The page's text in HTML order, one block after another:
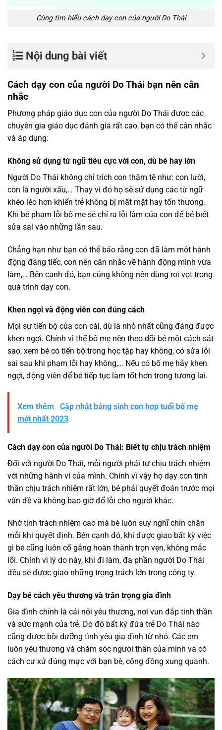
Cùng tìm hiểu cách dạy con của người Do Thái
Nội dung bài viết
Cách dạy con của người Do Thái bạn nên cân
nhắc
Phương pháp giáo dục con của người Do Thái được các
chuyên gia giáo dục đánh giá rất cao, bạn có thể cân nhắc
và áp dụng:
Không sử dụng từ ngữ tiêu cực với con, dù bé hay lớn
Người Do Thái không chỉ trích con thậm tệ như: con lười,
con là người xấu,… Thay vì đó họ sẽ sử dụng các từ ngữ
khéo léo hơn khiến trẻ không bị mất mặt hay tổn thương.
Khi bé phạm lỗi bố mẹ sẽ chỉ ra lỗi lầm của con để bé biết
sửa sai vào những lần sau.
Chẳng hạn như bạn có thể bảo rằng con đã làm một hành
động đáng tiếc, con nên cân nhắc về hành động mình vừa
làm,… Bên cạnh đó, bạn cũng không nên dùng roi vọt trong
quá trình dạy con.
Khen ngợi và động viên con đúng cách
Mọi sự tiến bộ của con cái, dù là nhỏ nhất cũng đáng được
khen ngợi. Chính vì thế bố mẹ nên theo dõi bé một cách sát
sao, xem bé có tiến bộ trong học tập hay không, có sửa lỗi
sai sau khi phạm lỗi hay không,… Nếu có bố mẹ hãy khen
ngợi, động viên để bé tiếp tục làm tốt hơn trong tương lai.
Xem thêm
Cập nhật bảng sinh con hợp tuổi bố mẹ
mới nhất 2023
Cách dạy con của người Do Thái: Biết tự chịu trách nhiệm
Đối với người Do Thái, mỗi người phải tự chịu trách nhiệm
với những hành vi của mình. Chính vì vậy họ dạy con tinh
thần chịu trách nhiệm rất lớn, bé phải quyết đoán trước mọi
vấn đề và không bao giờ đổ lỗi cho người khác.
Nhờ tính trách nhiệm cao mà bé luôn suy nghĩ chín chắn
mỗi khi quyết định. Bên cạnh đó, khi được giao bất kỳ việc
gì bé cũng luôn cố gắng hoàn thành trọn vẹn, không mắc
lỗi. Chính vì lý do này, khi đi làm, đa phần người Do Thái
đều sẽ được giao những trọng trách lớn trong công ty.
Dạy bé cách yêu thương và trân trọng gia đình
Gia đình chính là cái nôi yêu thương, nơi vun đắp tinh thần
và sức mạnh của trẻ. Do đó bất kỳ đứa trẻ Do Thái nào
cũng được bồi dưỡng tình yêu gia đình từ nhỏ. Các em
luôn yêu thương và chăm sóc người thân của mình và có
cách cư xử đúng mực với bạn bè, cộng đồng xung quanh.